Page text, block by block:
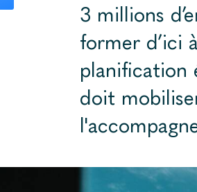
3 millions
former d’ici
planification
doit